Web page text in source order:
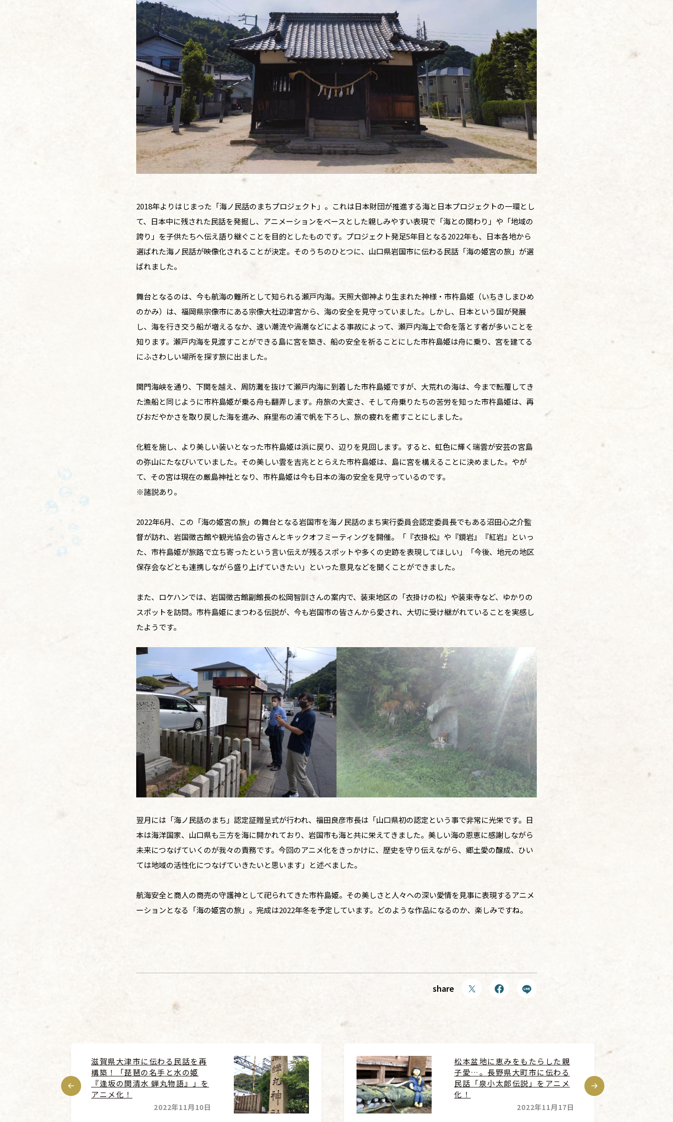
2018年よりはじまった「海ノ民話のまちプロジェクト」。これは日本財団が推進する海と日本プロジェクトの一環とし
て、日本中に残された民話を発掘し、アニメーションをベースとした親しみやすい表現で「海との関わり」や「地域の
誇り」を子供たちへ伝え語り継ぐことを目的としたものです。プロジェクト発足5年目となる2022年も、日本各地から
選ばれた海ノ民話が映像化されることが決定。そのうちのひとつに、山口県岩国市に伝わる民話「海の姫宮の旅」が選
ばれました。
舞台となるのは、今も航海の難所として知られる瀬戸内海。天照大御神より生まれた神様・市杵島姫（いちきしまひめ
のかみ）は、福岡県宗像市にある宗像大社辺津宮から、海の安全を見守っていました。しかし、日本という国が発展
し、海を行き交う船が増えるなか、速い潮流や渦潮などによる事故によって、瀬戸内海上で命を落とす者が多いことを
知ります。瀬戸内海を見渡すことができる島に宮を築き、船の安全を祈ることにした市杵島姫は舟に乗り、宮を建てる
にふさわしい場所を探す旅に出ました。
関門海峡を通り、下関を越え、周防灘を抜けて瀬戸内海に到着した市杵島姫ですが、大荒れの海は、今まで転覆してき
た漁船と同じように市杵島姫が乗る舟も翻弄します。舟旅の大変さ、そして舟乗りたちの苦労を知った市杵島姫は、再
びおだやかさを取り戻した海を進み、麻里布の浦で帆を下ろし、旅の疲れを癒すことにしました。
化粧を施し、より美しい装いとなった市杵島姫は浜に戻り、辺りを見回します。すると、虹色に輝く瑞雲が安芸の宮島
の弥山にたなびいていました。その美しい雲を吉兆ととらえた市杵島姫は、島に宮を構えることに決めました。やが
て、その宮は現在の厳島神社となり、市杵島姫は今も日本の海の安全を見守っているのです。
※諸説あり。
2022年6月、この「海の姫宮の旅」の舞台となる岩国市を海ノ民話のまち実行委員会認定委員長でもある沼田心之介監
督が訪れ、岩国徴古館や観光協会の皆さんとキックオフミーティングを開催。「『衣掛松』や『鏡岩』『紅岩』といっ
た、市杵島姫が旅路で立ち寄ったという言い伝えが残るスポットや多くの史跡を表現してほしい」「今後、地元の地区
保存会などとも連携しながら盛り上げていきたい」といった意見などを聞くことができました。
また、ロケハンでは、岩国徴古館副館長の松岡智訓さんの案内で、装束地区の「衣掛けの松」や装束寺など、ゆかりの
スポットを訪問。市杵島姫にまつわる伝説が、今も岩国市の皆さんから愛され、大切に受け継がれていることを実感し
たようです。
翌月には「海ノ民話のまち」認定証贈呈式が行われ、福田良彦市長は「山口県初の認定という事で非常に光栄です。日
本は海洋国家、山口県も三方を海に開かれており、岩国市も海と共に栄えてきました。美しい海の恩恵に感謝しながら
未来につなげていくのが我々の責務です。今回のアニメ化をきっかけに、歴史を守り伝えながら、郷土愛の醸成、ひい
ては地域の活性化につなげていきたいと思います」と述べました。
航海安全と商人の商売の守護神として祀られてきた市杵島姫。その美しさと人々への深い愛情を見事に表現するアニメ
ーションとなる「海の姫宮の旅」。完成は2022年冬を予定しています。どのような作品になるのか、楽しみですね。
share
滋賀県大津市に伝わる民話を再
構築！「琵琶の名手と水の姫
『逢坂の関清水 蝉丸物語』」を
アニメ化！
2022年11月10日
松本盆地に恵みをもたらした親
子愛…。長野県大町市に伝わる
民話「泉小太郎伝説」をアニメ
化！
2022年11月17日